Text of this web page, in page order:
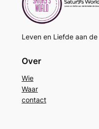
Leven en Liefde aan
Over
Wie
Waar
contact